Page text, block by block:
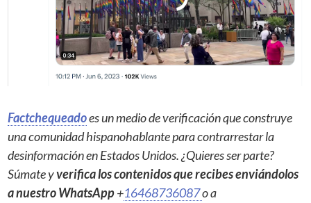
Factchequeadoes un medio de verificación que construye
una comunidad hispanohablante para contrarrestar la
desinformación en Estados Unidos. ¿Quieres ser parte?
Súmate yverifica los contenidos que recibes enviándolos
a nuestro WhatsApp+16468736087o a